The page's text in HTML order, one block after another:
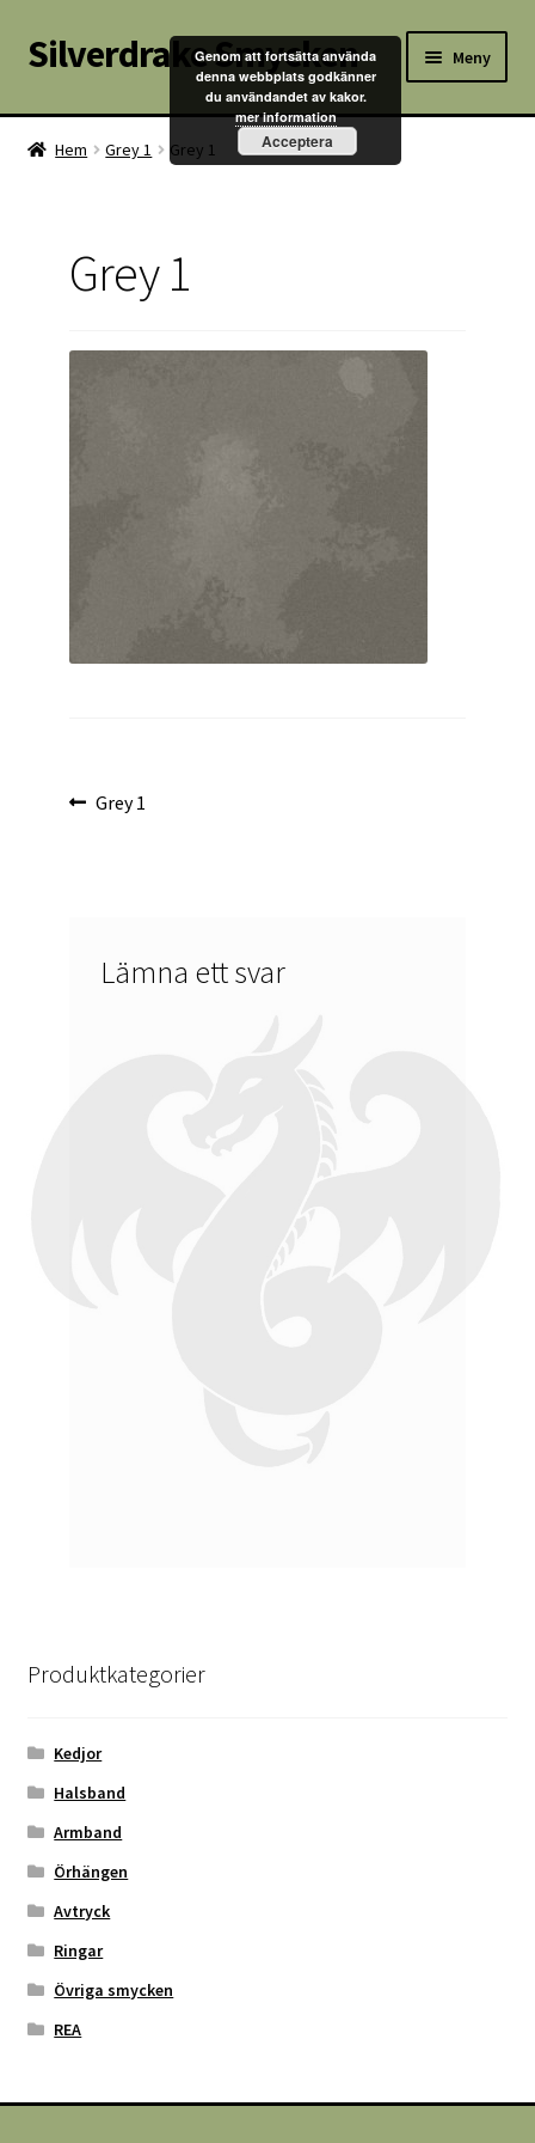
Hoppa
till
Hoppa
till
Silverdrake Smycken Meny
Hem
Hem Grey 1 Grey 1
Grey 1
Inläggsnavigering
Föregående
Grey 1
Lämna ett svar
Produktkategorier
Kedjor
Halsband
Armband
Örhängen
Avtryck
Ringar
Övriga smycken
REA
Genom att fortsätta använda
denna webbplats godkänner
du användandet av kakor.
mer information
Acceptera